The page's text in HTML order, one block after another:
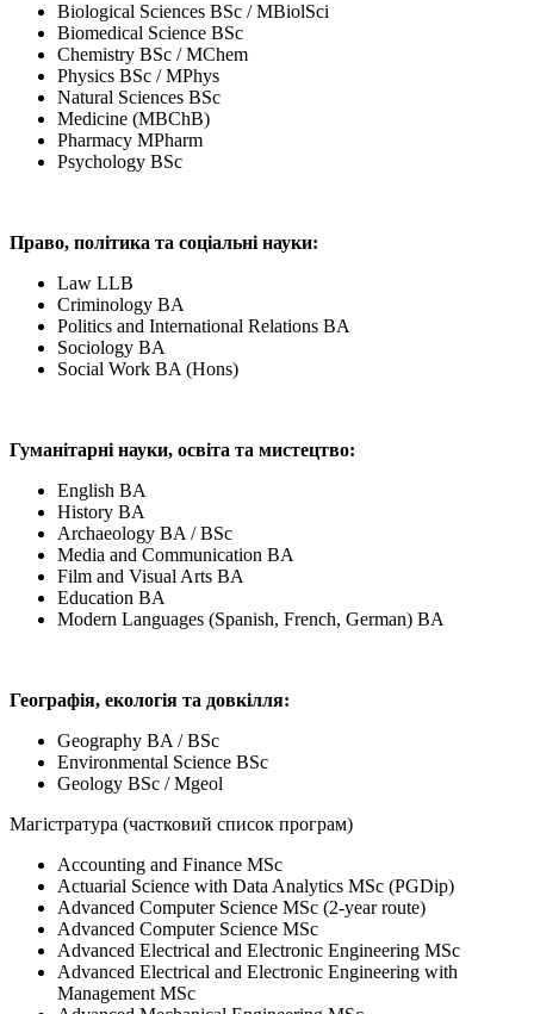
Biological Sciences BSc / MBiolSci
Biomedical Science BSc
Chemistry BSc / MChem
Physics BSc / MPhys
Natural Sciences BSc
Medicine (MBChB)
Pharmacy MPharm
Psychology BSc
Право, політика та соціальні науки:
Law LLB
Criminology BA
Politics and International Relations BA
Sociology BA
Social Work BA (Hons)
Гуманітарні науки, освіта та мистецтво:
English BA
History BA
Archaeology BA / BSc
Media and Communication BA
Film and Visual Arts BA
Education BA
Modern Languages (Spanish, French, German) BA
Географія, екологія та довкілля:
Geography BA / BSc
Environmental Science BSc
Geology BSc / Mgeol
Магістратура (частковий список програм)
Accounting and Finance MSc
Actuarial Science with Data Analytics MSc (PGDip)
Advanced Computer Science MSc (2-year route)
Advanced Computer Science MSc
Advanced Electrical and Electronic Engineering MSc
Advanced Electrical and Electronic Engineering with
Management MSc